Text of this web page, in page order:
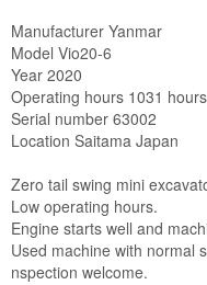
Manufacturer Yanmar
Model Vio20-6
Year 2020
Operating hours 1031 hours
Serial number 63002
Location Saitama Japan
Zero tail swing mini
Low operating hours.
Engine starts well and
Used machine with normal
nspection welcome.